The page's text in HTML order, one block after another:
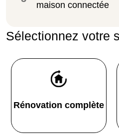
maison connectée
Sélectionnez votre
Rénovation complète